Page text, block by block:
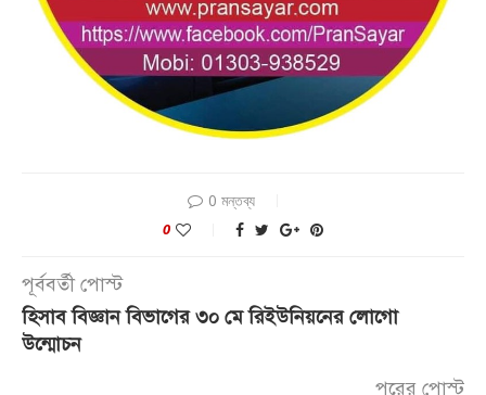
0 মন্তব্য
0
পূর্ববর্তী পোস্ট
হিসাব বিজ্ঞান বিভাগের ৩০ মে রিইউনিয়নের লোগো
উন্মোচন
পরের পোস্ট